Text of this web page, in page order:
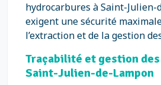
hydrocarbures à Saint-Julien-
exigent une sécurité
l’extraction et de la gestion
Traçabilité et gestion
Saint-Julien-de-Lampon